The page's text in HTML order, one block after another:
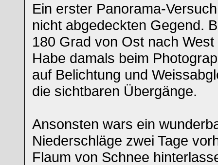
Ein erster Panorama-
nicht abgedeckten Gegend.
180 Grad von Ost nach
Habe damals beim
auf Belichtung und
die sichtbaren Übergänge.
Ansonsten wars ein
Niederschläge zwei Tage
Flaum von Schnee